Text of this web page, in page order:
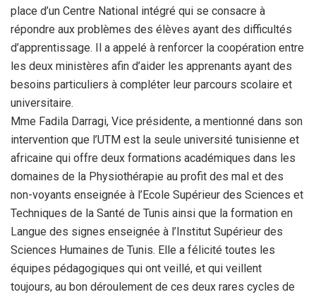
place d’un Centre National intégré qui se consacre à
répondre aux problèmes des élèves ayant des difficultés
d’apprentissage. Il a appelé à renforcer la coopération entre
les deux ministères afin d’aider les apprenants ayant des
besoins particuliers à compléter leur parcours scolaire et
universitaire.
Mme Fadila Darragi, Vice présidente, a mentionné dans son
intervention que l’UTM est la seule université tunisienne et
africaine qui offre deux formations académiques dans les
domaines de la Physiothérapie au profit des mal et des
non-voyants enseignée à l’Ecole Supérieur des Sciences et
Techniques de la Santé de Tunis ainsi que la formation en
Langue des signes enseignée à l’Institut Supérieur des
Sciences Humaines de Tunis. Elle a félicité toutes les
équipes pédagogiques qui ont veillé, et qui veillent
toujours, au bon déroulement de ces deux rares cycles de